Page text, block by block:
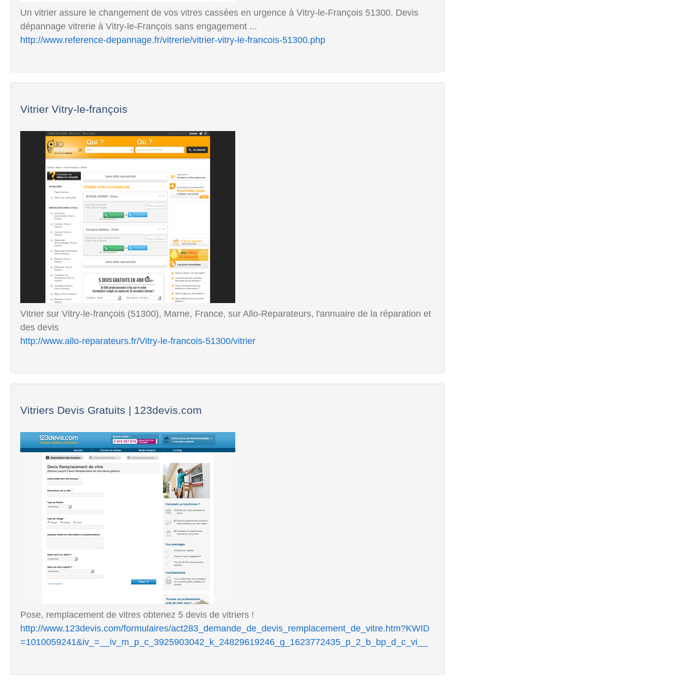
Un vitrier assure le changement de vos vitres cassées en urgence à Vitry-le-François 51300. Devis
dépannage vitrerie à Vitry-le-François sans engagement ...
http://www.reference-depannage.fr/vitrerie/vitrier-vitry-le-francois-51300.php
Vitrier Vitry-le-françois
Vitrier sur Vitry-le-françois (51300), Marne, France, sur Allo-Reparateurs, l'annuaire de la réparation et
des devis
http://www.allo-reparateurs.fr/Vitry-le-francois-51300/vitrier
Vitriers Devis Gratuits | 123devis.com
Pose, remplacement de vitres obtenez 5 devis de vitriers !
http://www.123devis.com/formulaires/act283_demande_de_devis_remplacement_de_vitre.htm?KWID
=1010059241&iv_=__iv_m_p_c_3925903042_k_24829619246_g_1623772435_p_2_b_bp_d_c_vi__